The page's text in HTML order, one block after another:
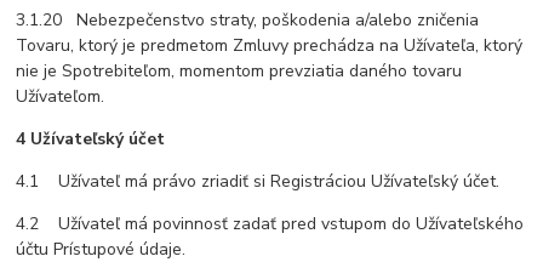
3.1.20 Nebezpečenstvo straty, poškodenia a/alebo zničenia
Tovaru, ktorý je predmetom Zmluvy prechádza na Užívateľa, ktorý
nie je Spotrebiteľom, momentom prevziatia daného tovaru
Užívateľom.
4 Užívateľský účet
4.1 Užívateľ má právo zriadiť si Registráciou Užívateľský účet.
4.2 Užívateľ má povinnosť zadať pred vstupom do Užívateľského
účtu Prístupové údaje.